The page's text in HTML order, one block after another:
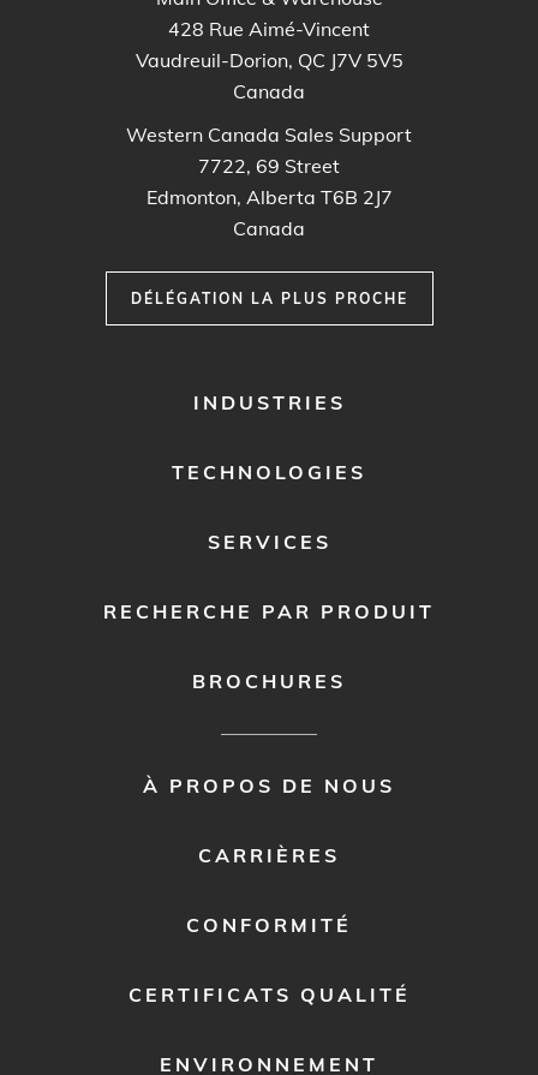
428 Rue Aimé-Vincent
Vaudreuil-Dorion, QC J7V 5V5
Canada
Western Canada Sales Support
7722, 69 Street
Edmonton, Alberta T6B 2J7
Canada
DÉLÉGATION LA PLUS PROCHE
INDUSTRIES
TECHNOLOGIES
SERVICES
RECHERCHE PAR PRODUIT
BROCHURES
À PROPOS DE NOUS
CARRIÈRES
CONFORMITÉ
CERTIFICATS QUALITÉ
ENVIRONNEMENT